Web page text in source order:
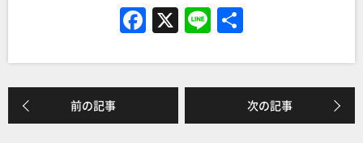
F
a
c
e
b
X Li
n
e
前の記事 次の記事